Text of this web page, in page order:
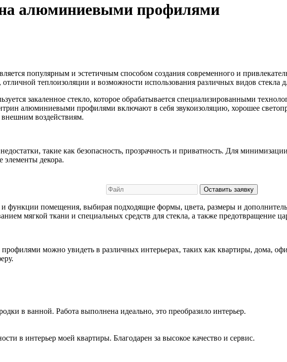
алюминиевыми профилями
популярным и эстетичным способом создания современного и
теплоизоляции и возможности использования различных видов стекла
закаленное стекло, которое обрабатывается специализированными
алюминиевыми профилями включают в себя звукоизоляцию, хорошее
внешним воздействиям.
такие как безопасность, прозрачность и приватность. Для
элементы декора.
Оставить заявку
функции помещения, выбирая подходящие формы, цвета, размеры и
мягкой ткани и специальных средств для стекла, а также предотвращение
можно увидеть в различных интерьерах, таких как квартиры, дома,
в ванной. Работа выполнена идеально, это преобразило интерьер.
в интерьер моей квартиры. Благодарен за высокое качество и сервис.